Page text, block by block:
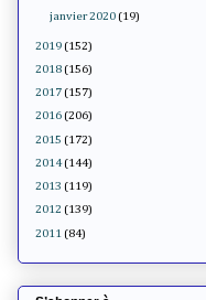
janvier 2020 (19)
2019 (152)
2018 (156)
2017 (157)
2016 (206)
2015 (172)
2014 (144)
2013 (119)
2012 (139)
2011 (84)